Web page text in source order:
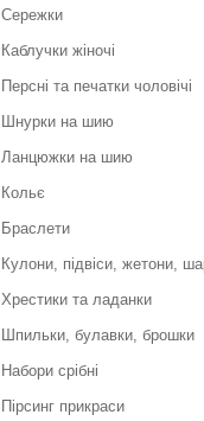
Сережки
Каблучки жіночі
Персні та печатки чоловічі
Шнурки на шию
Ланцюжки на шию
Кольє
Браслети
Кулони, підвіси, жетони,
Хрестики та ладанки
Шпильки, булавки, брошки
Набори срібні
Пірсинг прикраси